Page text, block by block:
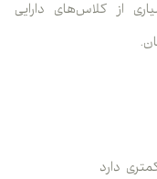
از کلاس‌های دارایی
دارد